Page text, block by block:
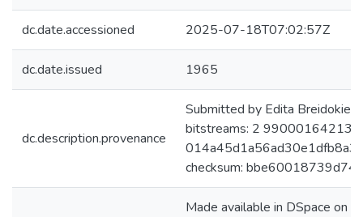
dc.date.accessioned 2025-07-18T07:02:57Z
dc.date.issued 1965
dc.description.provenance
Submitted by Edita
bitstreams: 2
checksum:
Made available in DSpace on